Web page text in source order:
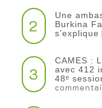
2
Une
Burkina
s’explique
3
CAMES :
avec 412
48ᵉ